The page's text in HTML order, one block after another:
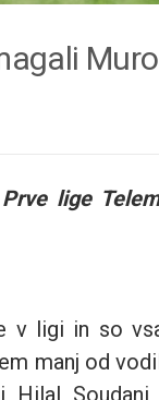
lige
v ligi in so
manj od
Soudani